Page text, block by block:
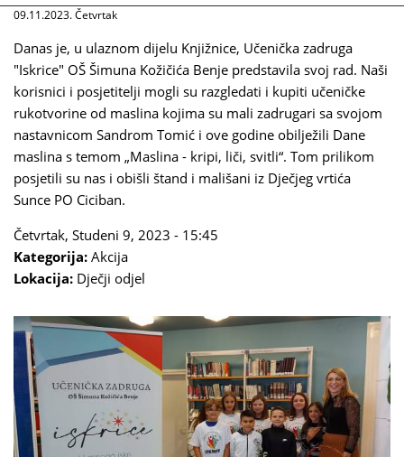
09.11.2023. Četvrtak
Danas je, u ulaznom dijelu Knjižnice, Učenička zadruga
"Iskrice" OŠ Šimuna Kožičića Benje predstavila svoj rad. Naši
korisnici i posjetitelji mogli su razgledati i kupiti učeničke
rukotvorine od maslina kojima su mali zadrugari sa svojom
nastavnicom Sandrom Tomić i ove godine obilježili Dane
maslina s temom „Maslina - kripi, liči, svitli“. Tom prilikom
posjetili su nas i obišli štand i mališani iz Dječjeg vrtića
Sunce PO Ciciban.
Četvrtak, Studeni 9, 2023 - 15:45
Kategorija: Akcija
Lokacija: Dječji odjel